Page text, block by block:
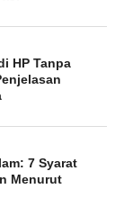
HP Tanpa
7 Syarat
Menurut